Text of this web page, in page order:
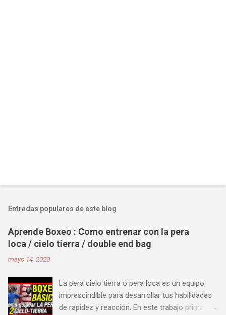
Entradas populares de este blog
Aprende Boxeo : Como entrenar con la pera
loca / cielo tierra / double end bag
mayo 14, 2020
La pera cielo tierra o pera loca es un equipo
imprescindible para desarrollar tus habilidades
de rapidez y reacción. En este trabajo prima